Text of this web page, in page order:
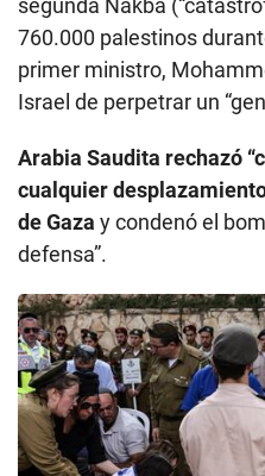
segunda Nakba
760.000 palestinos
primer ministro,
Israel de perpetrar un
Arabia Saudita rechazó
cualquier
de Gaza y condenó el
defensa”.